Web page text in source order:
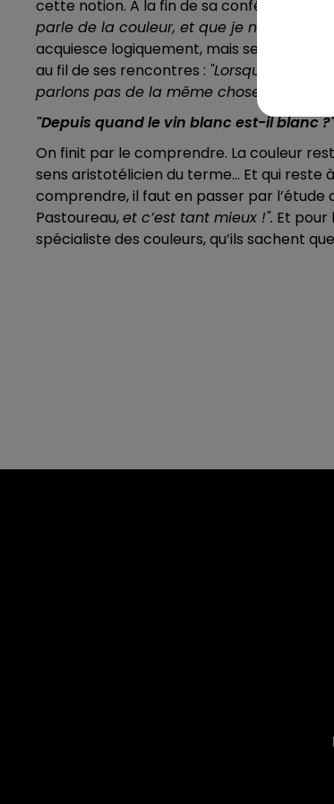
cette notion. A la fin de sa conférence, le
parle de la couleur, et que je ne vous
acquiesce logiquement, mais ses
au fil de ses rencontres : "Lorsque nous
parlons pas de la même chose !".
"Depuis quand le vin blanc est-il blanc
On finit par le comprendre. La couleur
sens aristotélicien du terme... Et qui reste
comprendre, il faut en passer par l’étude
Pastoureau,et c’est tant mieux !". Et pour
spécialiste des couleurs, qu’ils sachent